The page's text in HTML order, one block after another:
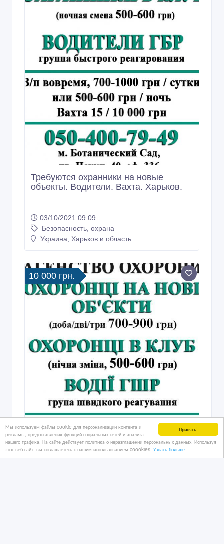
Принять!
Мы используем файлы cookie для персонализации контента и
рекламы, предоставления функций социальных сетей и анализа
нашего трафика. На сайте действует политика о неразглашении персональных данных. Используя
этот веб-сайт, вы соглашаетесь с нашим использованием coookies. Узнать больше
Требуются охранники на новые
объекты. Водители. Вахта. Харьков.
03/10/2021 09:09
Безопасность, охрана
Украина, Харьков и область
10 000 грн.